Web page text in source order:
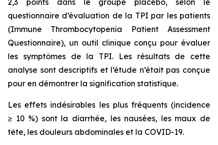
2,3 points dans le groupe placebo, selon le
questionnaire d’évaluation de la TPI par les patients
(Immune Thrombocytopenia Patient Assessment
Questionnaire), un outil clinique conçu pour évaluer
les symptômes de la TPI. Les résultats de cette
analyse sont descriptifs et l’étude n’était pas conçue
pour en démontrer la signification statistique.
Les effets indésirables les plus fréquents (incidence
≥ 10 %) sont la diarrhée, les nausées, les maux de
tête, les douleurs abdominales et la COVID-19.